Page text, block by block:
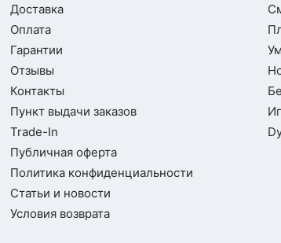
A720 2800 МГц + ARM Cortex-
A520 1840 МГц
Adreno 722
Доставка
Оплата
Гарантии
Отзывы
Контакты
Пункт выдачи заказов
Trade-In
Публичная оферта
Политика конфиденциальности
Статьи и новости
Условия возврата